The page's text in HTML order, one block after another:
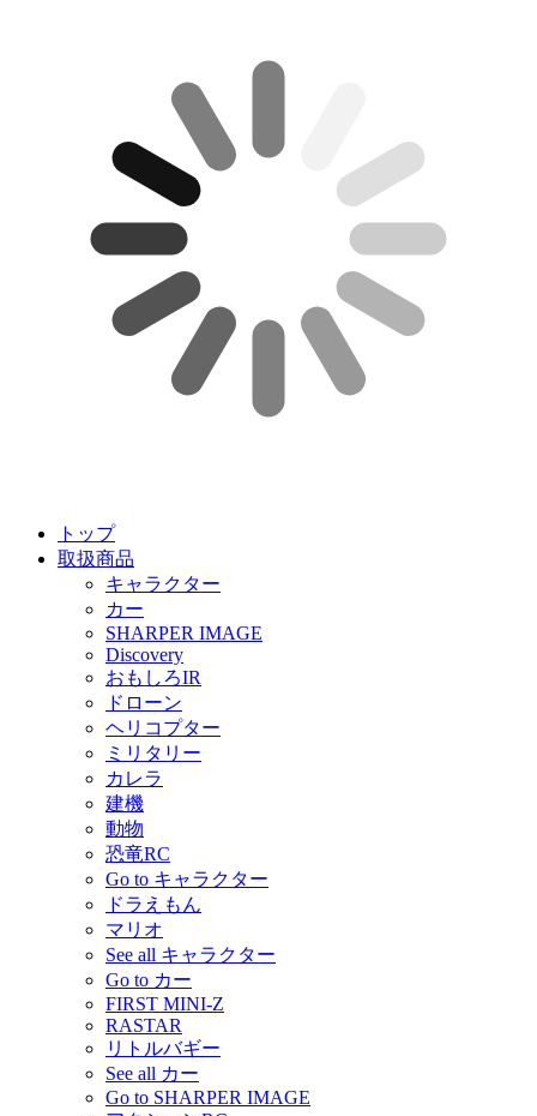
トップ
取扱商品
キャラクター
カー
SHARPER IMAGE
Discovery
おもしろIR
ドローン
ヘリコプター
ミリタリー
カレラ
建機
動物
恐竜RC
Go to キャラクター
ドラえもん
マリオ
See all キャラクター
Go to カー
FIRST MINI-Z
RASTAR
リトルバギー
See all カー
Go to SHARPER IMAGE